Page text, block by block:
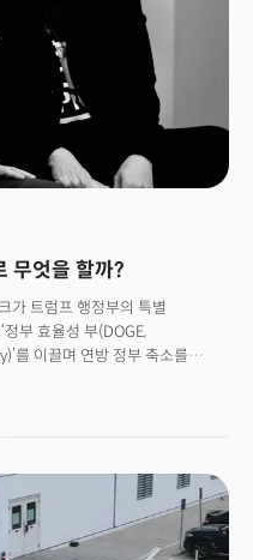
무엇을 할까?
가 트럼프 행정부의 특별
부 효율성 부(DOGE,
이끌며 연방 정부 축소를
졌습니다. 머스크는 초기엔 정부
고 주장했으나, 워싱턴포스트와의
다 훨씬 더 어렵다”고
수면 위로 드러났습니다. 머스크는